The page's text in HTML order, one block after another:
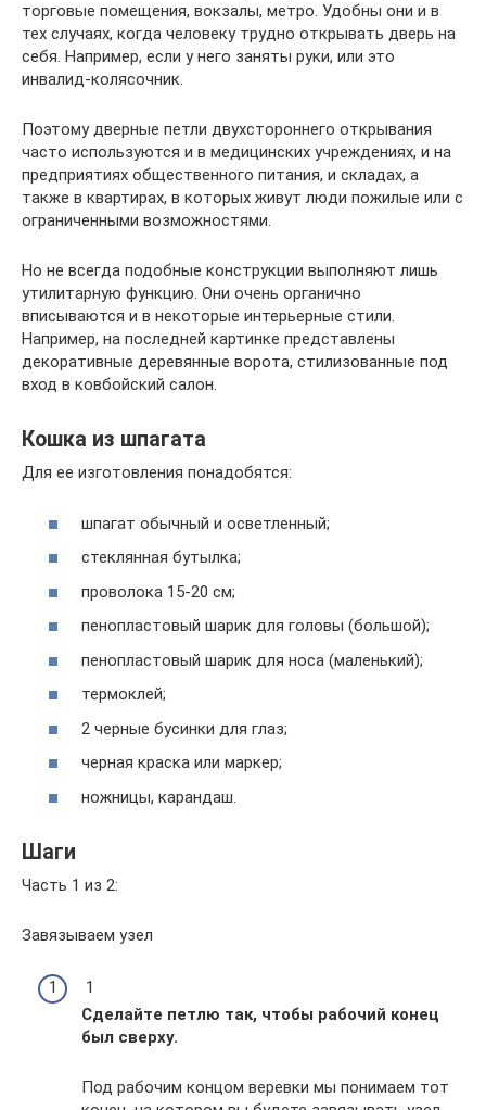
торговые помещения, вокзалы, метро. Удобны они и в
тех случаях, когда человеку трудно открывать дверь на
себя. Например, если у него заняты руки, или это
инвалид-колясочник.
Поэтому дверные петли двухстороннего открывания
часто используются и в медицинских учреждениях, и на
предприятиях общественного питания, и складах, а
также в квартирах, в которых живут люди пожилые или с
ограниченными возможностями.
Но не всегда подобные конструкции выполняют лишь
утилитарную функцию. Они очень органично
вписываются и в некоторые интерьерные стили.
Например, на последней картинке представлены
декоративные деревянные ворота, стилизованные под
вход в ковбойский салон.
Кошка из шпагата
Для ее изготовления понадобятся:
шпагат обычный и осветленный;
стеклянная бутылка;
проволока 15-20 см;
пенопластовый шарик для головы (большой);
пенопластовый шарик для носа (маленький);
термоклей;
2 черные бусинки для глаз;
черная краска или маркер;
ножницы, карандаш.
Шаги
Часть 1 из 2:
Завязываем узел
1
Сделайте петлю так, чтобы рабочий конец
был сверху.
Под рабочим концом веревки мы понимаем тот